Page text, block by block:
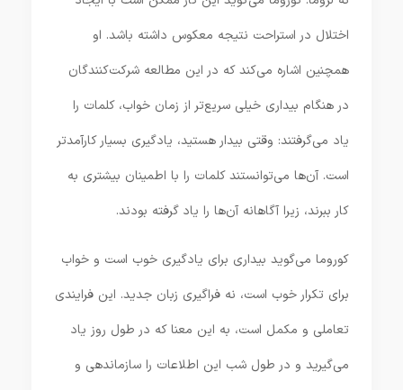
اختلال در استراحت نتیجه معکوس داشته باشد. او
همچنین اشاره می‌کند که در این مطالعه شرکت‌کنندگان
در هنگام بیداری خیلی سریع‌تر از زمان خواب، کلمات را
یاد می‌گرفتند: وقتی بیدار هستید، یادگیری بسیار کارآمدتر
است. آن‌ها می‌توانستند کلمات را با اطمینان بیشتری به
کار ببرند، زیرا آگاهانه آن‌ها را یاد گرفته بودند.
کوروما می‌گوید بیداری برای یادگیری خوب است و خواب
برای تکرار خوب است، نه فراگیری زبان جدید. این فرایندی
تعاملی و مکمل است، به این معنا که در طول روز یاد
می‌گیرید و در طول شب این اطلاعات را سازماندهی و